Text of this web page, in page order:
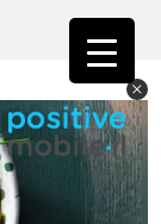
ראשי»פוסט נבחר